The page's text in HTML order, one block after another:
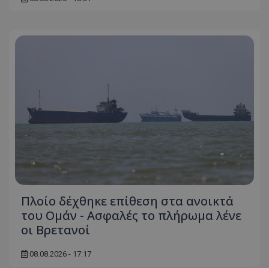
Πλοίο δέχθηκε επίθεση στα ανοικτά
του Ομάν - Ασφαλές το πλήρωμα λένε
οι Βρετανοί
08.08.2026 - 17:17